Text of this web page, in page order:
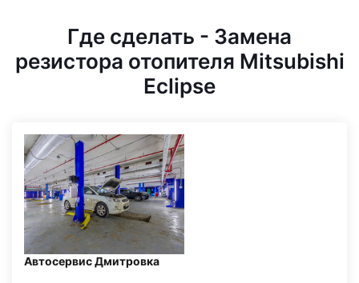
Где сделать - Замена
резистора отопителя Mitsubishi
Eclipse
Автосервис Дмитровка